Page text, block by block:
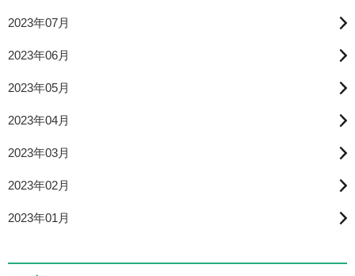
2023年07月
2023年06月
2023年05月
2023年04月
2023年03月
2023年02月
2023年01月